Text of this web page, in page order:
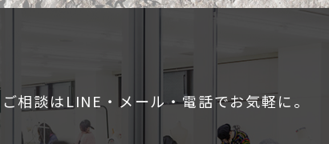
ご相談はLINE・メール・電話でお気軽に。